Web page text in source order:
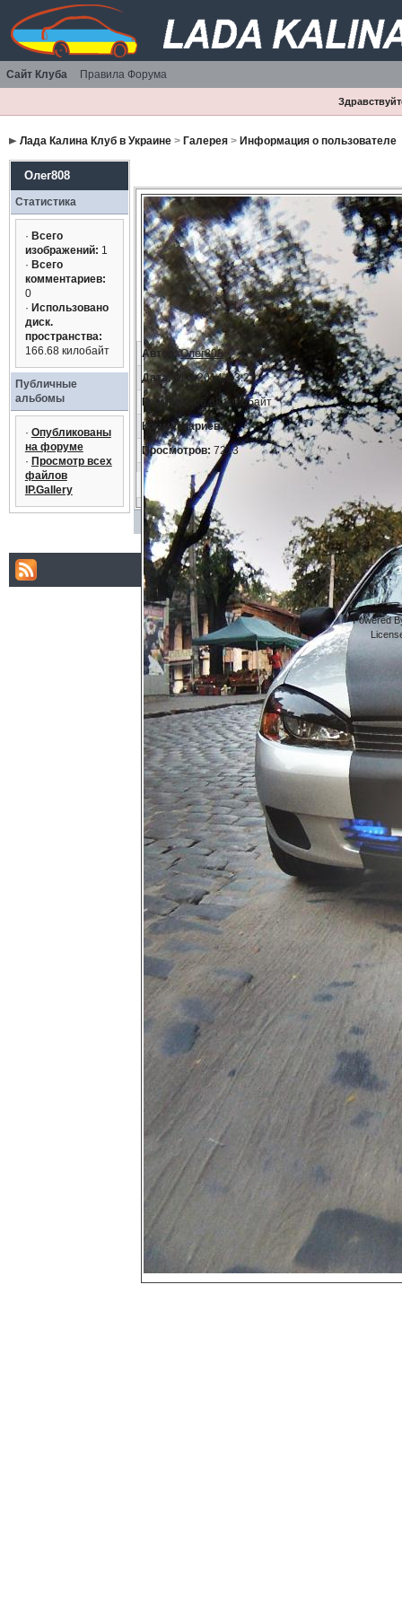
Сайт Клуба Правила Форума
Лада Калина Клуб в Украине> Галерея> Информация о пользователе
Олег808
Статистика
· Всего
изображений: 1
· Всего
комментариев:
0
· Использовано
диск.
пространства:
166.68 килобайт
Публичные
альбомы
· Опубликованы
на форуме
· Просмотр всех
файлов
IP.Gallery
Автор: Олег808
Дата: 11.3.2014, 23:21
Размер:
166.68 килобайт
Комментариев:0
Просмотров: 7213
Powered